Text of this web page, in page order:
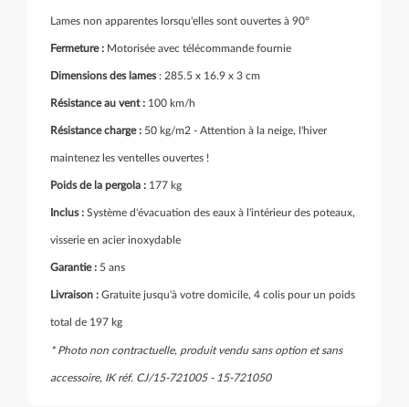
Lames non apparentes lorsqu'elles sont ouvertes à 90°
Fermeture : Motorisée avec télécommande fournie
Dimensions des lames: 285.5 x 16.9 x 3 cm
Résistance au vent : 100 km/h
Résistance charge : 50 kg/m2 - Attention à la neige, l'hiver
maintenez les ventelles ouvertes !
Poids de la pergola : 177 kg
Inclus : Système d'évacuation des eaux à l'intérieur des poteaux,
visserie en acier inoxydable
Garantie : 5 ans
Livraison : Gratuite jusqu'à votre domicile, 4 colis pour un poids
total de 197 kg
* Photo non contractuelle, produit vendu sans option et sans
accessoire, IK réf. CJ/15-721005 - 15-721050